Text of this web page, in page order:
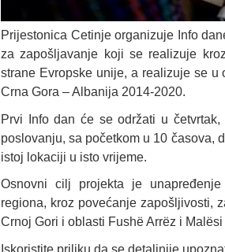
Prijestonica Cetinje organizuje Info
za zapošljavanje koji se realizuje
strane Evropske unije, a realizuje se u
Crna Gora – Albanija 2014-2020.
Prvi Info dan će se održati u
poslovanju, sa početkom u 10 časova,
istoj lokaciji u isto vrijeme.
Osnovni cilj projekta je
regiona, kroz povećanje zapošljivosti,
Crnoj Gori i oblasti Fushë Arrëz i
Iskoristite priliku da se detaljnije